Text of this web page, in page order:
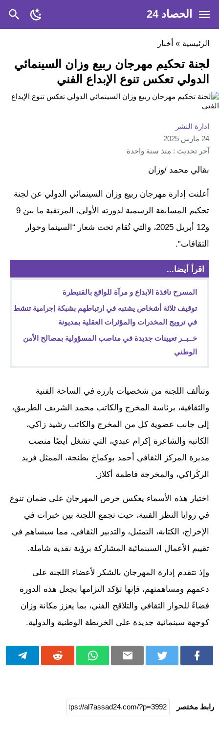
الحصاد 24
الرئيسية » أخبار
لجنة تحكيم مهرجان ربيع وزان السينمائي
الدولي تعكس تنوع الإبداع الفني
ادارة النشر
24 مارس 2025
آخر تحديث : منذ سنة واحدة
بقالي محمد /وزان
أعلنت إدارة مهرجان ربيع وزان السينمائي الدولي عن لجنة
تحكيم المسابقة الرسمية لدورته الأولى، المرتقبة ما بين 9
و12 أبريل 2025، والتي تُقام تحت شعار “السينما وحوار
الثقافات”.
اقرأ أيضا...
المسرح نافذة الابداع و مرآة للواقع بالقنيطرة
توقيف ثلاثة أشخاص يشتبه في ارتباطهم بشبكة إجرامية تنشط
في ترويج المخدرات والمؤثرات العقلية بمديونة
خــبــر تعيينات جديدة في مناصب المسؤولية بمصالح الأمن
الوطني
وتتألف اللجنة من شخصيات بارزة في الساحة الفنية
والثقافية، برئاسة المخرج والكاتب محمد الشريف الطريبق،
إلى جانب عضوية كل من المخرج والكاتب رشيد زاكي،
الكاتبة والشاعرة إكرام عبدي، التي تشغل أيضًا منصب
مديرة المركز الثقافي أحمد بوكماخ بطنجة، الممثل فريد
الرڭراكي، والمخرجة فاطمة أكلاز.
اختيار هذه الأسماء يعكس حرص المهرجان على ضمان تنوع
في زوايا النظر الفنية، حيث تجمع اللجنة بين خبرات في
الإخراج، الكتابة، التمثيل، والتدبير الثقافي، مما سيساهم في
تقييم الأعمال السينمائية المشاركة برؤية نقدية شاملة.
وإذ تتقدم إدارة المهرجان بالشكر لأعضاء اللجنة على
دعمهم ومساهمتهم، فإنها تؤكد التزامها بجعل هذه الدورة
فضاءً للحوار الثقافي والتلاقح الفني، بما يعزز مكانة وزان
كوجهة سينمائية جديدة على الخريطة الوطنية والدولية.
رابط مختصر